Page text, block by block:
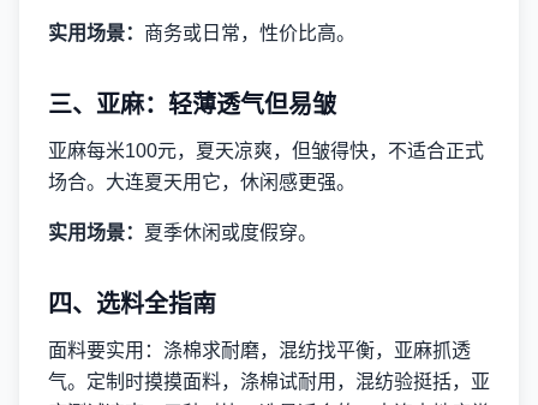
实用场景： 商务或日常，性价比高。
三、亚麻：轻薄透气但易皱
亚麻每米100元，夏天凉爽，但皱得快，不适合正式
场合。大连夏天用它，休闲感更强。
实用场景： 夏季休闲或度假穿。
四、选料全指南
面料要实用：涤棉求耐磨，混纺找平衡，亚麻抓透
气。定制时摸摸面料，涤棉试耐用，混纺验挺括，亚